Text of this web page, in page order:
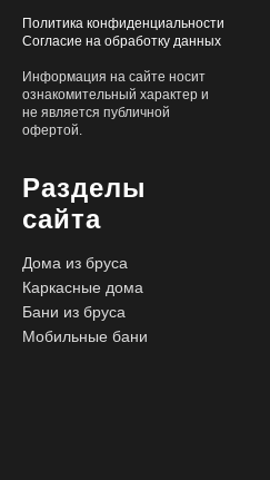
Политика конфиденциальности
Согласие на обработку данных
Информация на сайте носит
ознакомительный характер и
не является публичной
офертой.
Разделы
сайта
Дома из бруса
Каркасные дома
Бани из бруса
Мобильные бани